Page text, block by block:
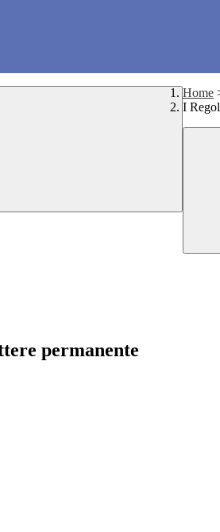
Home
I
permanente